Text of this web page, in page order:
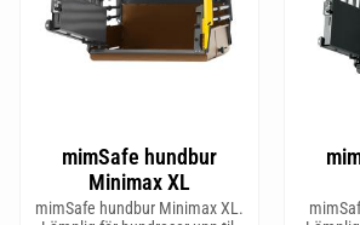
mimSafe hundbur
Minimax XL
mimSafe hundbur Minimax XL.